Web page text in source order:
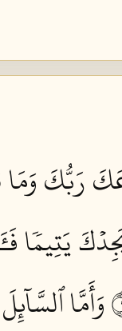
رَبُّكَ وَمَا
يَتِيمٗا
وَأَمَّا